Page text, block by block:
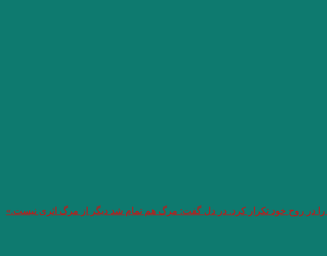
را در روح خود تکرار کرد. در دل گفت: مرگ هم تمام شد دیگر از مرگ اثری نیست.»